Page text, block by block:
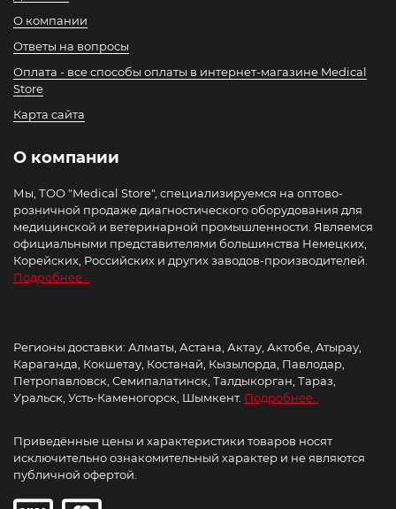
О компании
Ответы на вопросы
Оплата - все способы оплаты в интернет-магазине Medical
Store
Карта сайта
О компании
Мы, ТОО "Medical Store", специализируемся на оптово-
розничной продаже диагностического оборудования для
медицинской и ветеринарной промышленности. Являемся
официальными представителями большинства Немецких,
Корейских, Российских и других заводов-производителей.
Подробнее...
Регионы доставки: Алматы, Астана, Актау, Актобе, Атырау,
Караганда, Кокшетау, Костанай, Кызылорда, Павлодар,
Петропавловск, Семипалатинск, Талдыкорган, Тараз,
Уральск, Усть-Каменогорск, Шымкент. Подробнее..
Приведённые цены и характеристики товаров носят
исключительно ознакомительный характер и не являются
публичной офертой.